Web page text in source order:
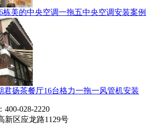
栋美的中央空调一拖五中央空调安装案例
君扬茶餐厅16台格力一拖一风管机安装
400-028-2220
新区应龙路1129号